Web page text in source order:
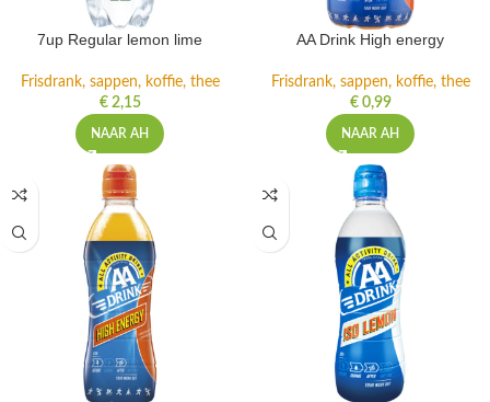
7up Regular lemon lime
Frisdrank, sappen, koffie, thee
€2,15
NAAR AH
AA Drink High energy
Frisdrank, sappen, koffie, thee
€0,99
NAAR AH